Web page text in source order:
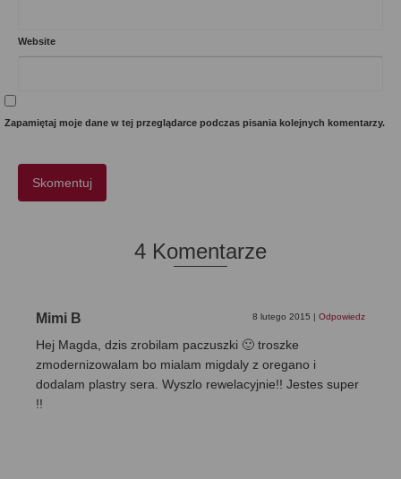
Website
Zapamiętaj moje dane w tej przeglądarce podczas pisania kolejnych komentarzy.
4 Komentarze
Mimi B 8 lutego 2015 | Odpowiedz
Hej Magda, dzis zrobilam paczuszki 🙂 troszke
zmodernizowalam bo mialam migdaly z oregano i
dodalam plastry sera. Wyszlo rewelacyjnie!! Jestes super
!!